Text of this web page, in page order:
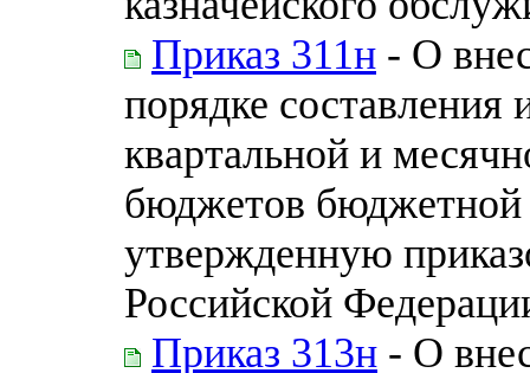
Приказ 311н - О
порядке составления
квартальной и
бюджетов бюджетной
утвержденную
Российской
Приказ 313н - О